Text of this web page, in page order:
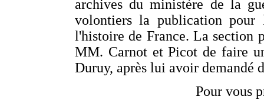
archives du ministère de la
volontiers la publication pour
l'histoire de France. La section
MM. Carnot et Picot de faire
Duruy, après lui avoir demandé
Pour vous